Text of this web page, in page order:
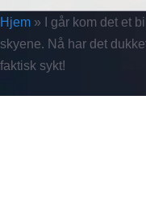
Hjem »
I går kom det et
skyene. Nå har det
faktisk sykt!